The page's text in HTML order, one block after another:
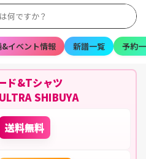
イベント情報 新譜一覧 予約
ド&Tシャツ
SHIBUYA
送料無料